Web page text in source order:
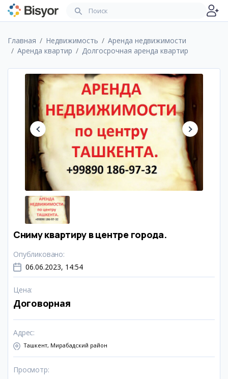
Главная Недвижимость
Аренда недвижимости
Аренда квартир
Долгосрочная аренда квартир
Сниму квартиру в центре города.
Опубликовано:
06.06.2023, 14:54
Цена:
Договорная
Адрес:
Ташкент, Мирабадский район
Просмотр: